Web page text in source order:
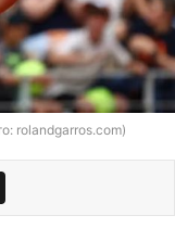
rolandgarros.com)